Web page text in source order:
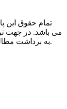
تمام حقوق این
می باشد. در جهت
به برداشت مطالب و تصاویر [به جز مصارف تجاری] وجود ندارد.